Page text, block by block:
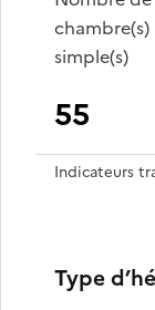
chambre(s)
simple(s)
55
Indicateurs
Type